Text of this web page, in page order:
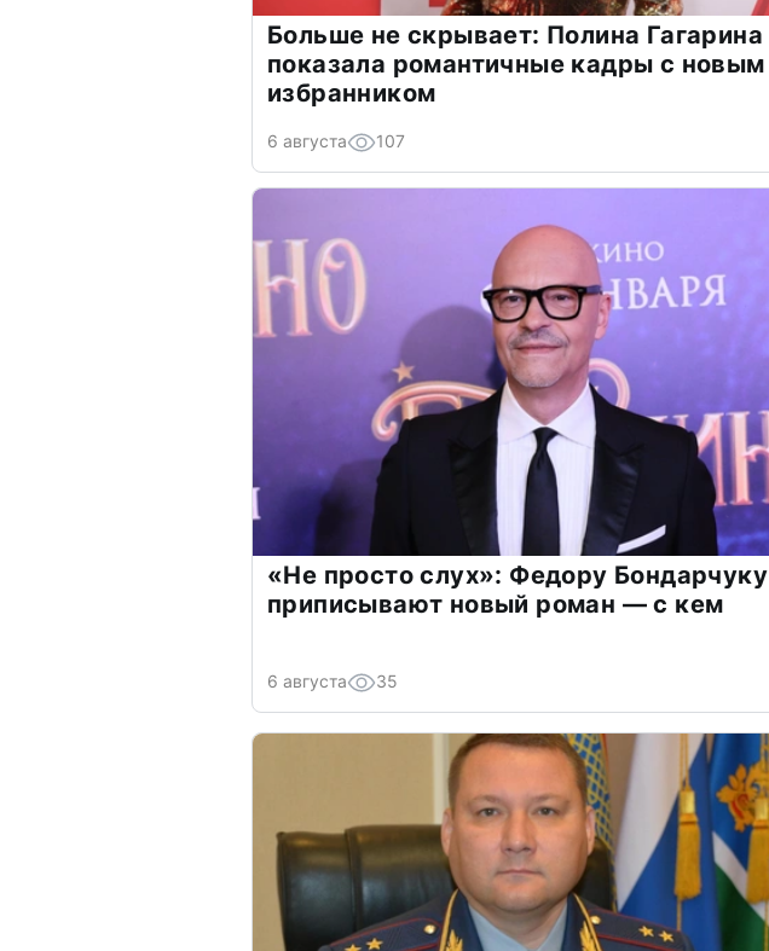
Больше не скрывает: Полина Гагарина
показала романтичные кадры с новым
избранником
6 августа 107
«Не просто слух»: Федору Бондарчуку
приписывают новый роман — с кем
6 августа 35